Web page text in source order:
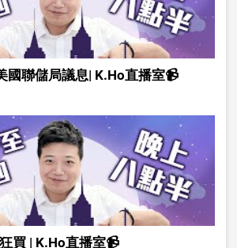
國聯儲局議息| K.Ho直播室📹
買 | K.Ho直播室📹